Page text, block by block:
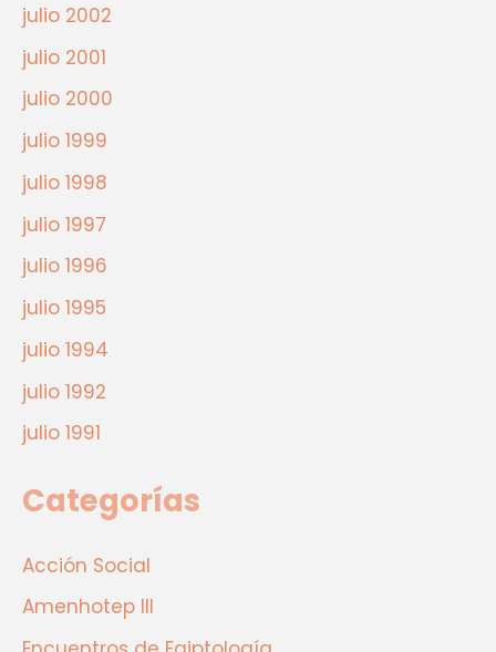
julio 2002
julio 2001
julio 2000
julio 1999
julio 1998
julio 1997
julio 1996
julio 1995
julio 1994
julio 1992
julio 1991
Categorías
Acción Social
Amenhotep III